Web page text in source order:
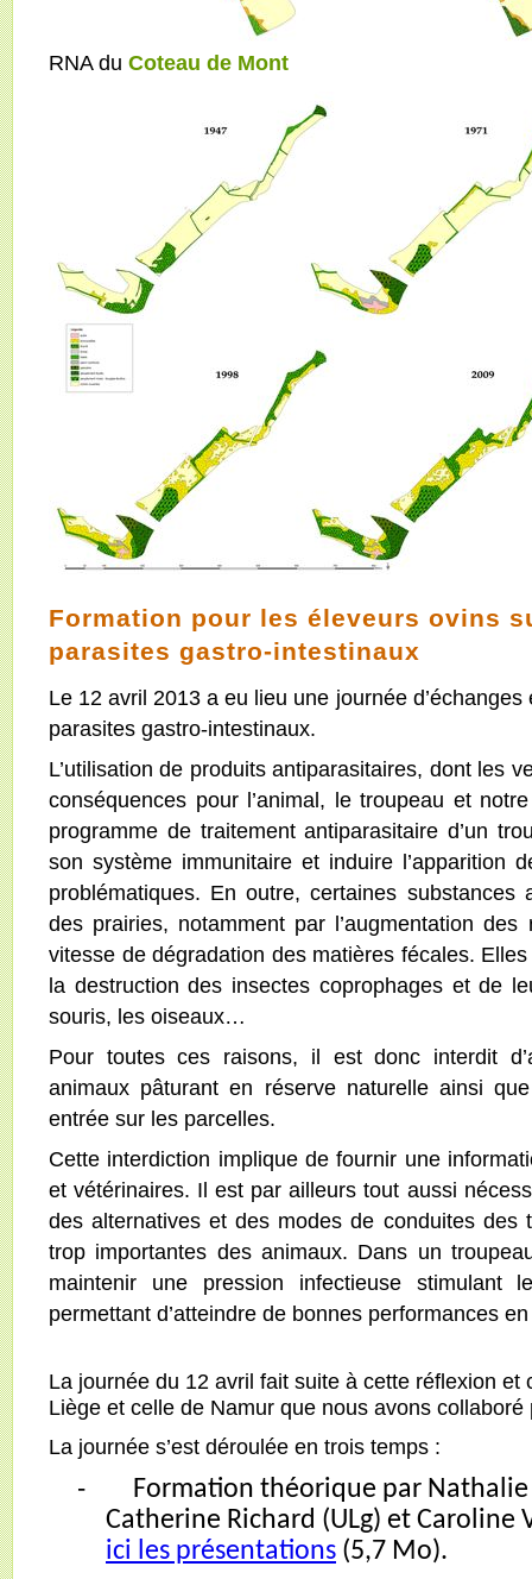
RNA du Coteau de Mont
Formation pour les éleveurs ovins
parasites gastro-intestinaux
Le 12 avril 2013 a eu lieu une journée
parasites gastro-intestinaux.
L’utilisation de produits antiparasitaires, dont les
conséquences pour l’animal, le troupeau et
programme de traitement antiparasitaire d’un
son système immunitaire et induire l’apparition
problématiques. En outre, certaines substances
des prairies, notamment par l’augmentation
vitesse de dégradation des matières fécales.
la destruction des insectes coprophages et de
souris, les oiseaux…
Pour toutes ces raisons, il est donc interdit
animaux pâturant en réserve naturelle ainsi
entrée sur les parcelles.
Cette interdiction implique de fournir une
et vétérinaires. Il est par ailleurs tout aussi
des alternatives et des modes de conduites des
trop importantes des animaux. Dans un
maintenir une pression infectieuse stimulant
permettant d’atteindre de bonnes performances
La journée du 12 avril fait suite à cette réflexion et
Liège et celle de Namur que nous avons
La journée s’est déroulée en trois temps :
-
Formation théorique par
Catherine Richard (ULg) et Caroline
ici les présentations (5,7 Mo).